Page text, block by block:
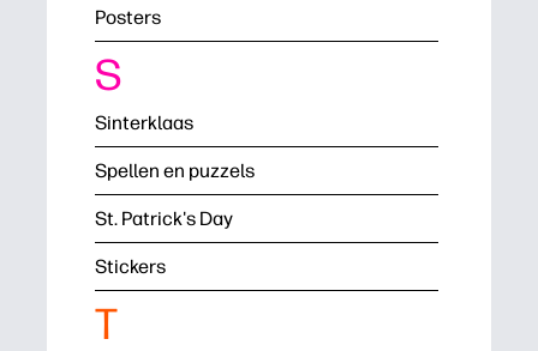
Posters
S
Sinterklaas
Spellen en puzzels
St. Patrick's Day
Stickers
T